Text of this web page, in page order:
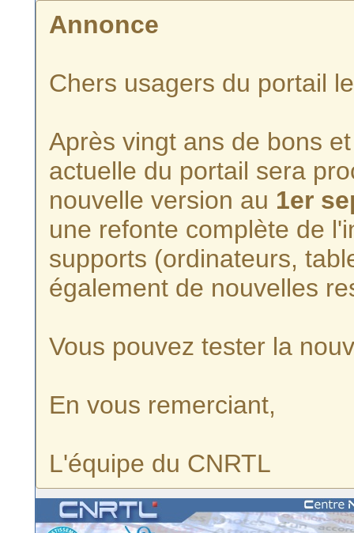
Annonce
Chers usagers du portail
Après vingt ans de bons
actuelle du portail sera
nouvelle version au 1er
une refonte complète de
supports (ordinateurs,
également de nouvelles
Vous pouvez tester la
En vous remerciant,
L'équipe du CNRTL